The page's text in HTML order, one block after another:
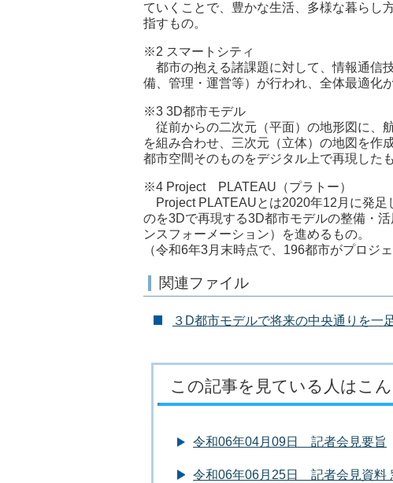
ていくことで、豊かな生活、多様な暮らし
指すもの。
※2 スマートシティ
都市の抱える諸課題に対して、情報通信
備、管理・運営等）が行われ、全体最適化
※3 3D都市モデル
従前からの二次元（平面）の地形図に、
を組み合わせ、三次元（立体）の地図を作
都市空間そのものをデジタル上で再現したも
※4 Project PLATEAU（プラトー）
Project PLATEAUとは2020年12月に発足
のを3Dで再現する3D都市モデルの整備・
ンスフォーメーション）を進めるもの。
（令和6年3月末時点で、196都市がプロジ
関連ファイル
３D都市モデルで将来の中央通りを一
この記事を見ている人はこ
令和06年04月09日 記者会見要旨
令和06年06月25日 記者会見資料